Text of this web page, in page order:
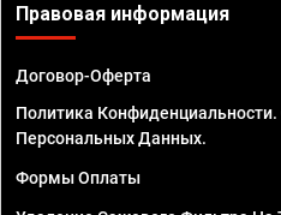
Правовая информация
Договор-Оферта
Политика
Персональных Данных.
Формы Оплаты